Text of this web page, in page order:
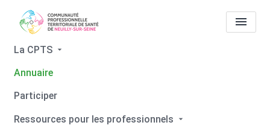
La CPTS
Annuaire
Participer
Ressources pour les professionnels
Tous les professionnels de
santéKevin LEFRANC